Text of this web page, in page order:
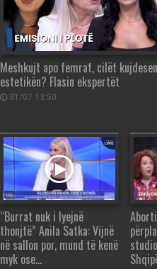
Meshkujt apo femrat, cilët
estetikën? Flasin ekspertët
31/07 13:50
“Burrat nuk i lyejnë
thonjtë” Anila Satka: Vijnë
në sallon por, mund të kenë
myk ose…